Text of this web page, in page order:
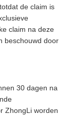
de claim is
claim na deze
beschouwd door
30 dagen na
ZhongLi worden